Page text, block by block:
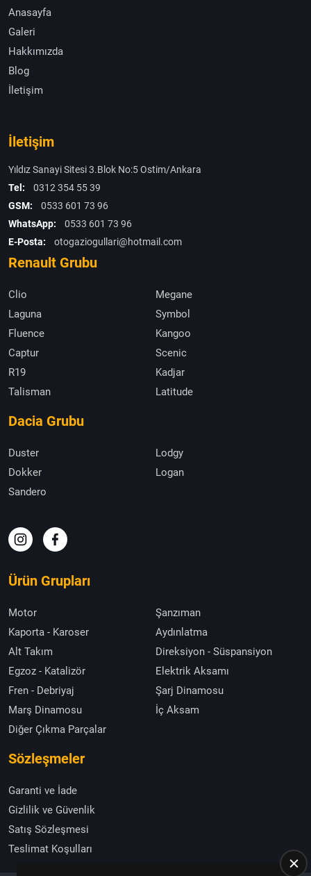
Anasayfa
Galeri
Hakkımızda
Blog
İletişim
İletişim
Yıldız Sanayi Sitesi 3.Blok No:5 Ostim/Ankara
Tel:
0312 354 55 39
GSM:
0533 601 73 96
WhatsApp:
0533 601 73 96
E-Posta:
otogaziogullari@hotmail.com
Renault Grubu
Clio
Megane
Laguna
Symbol
Fluence
Kangoo
Captur
Scenic
R19
Kadjar
Talisman
Latitude
Dacia Grubu
Duster
Lodgy
Dokker
Logan
Sandero
Ürün Grupları
Motor
Şanzıman
Kaporta - Karoser
Aydınlatma
Alt Takım
Direksiyon - Süspansiyon
Egzoz - Katalizör
Elektrik Aksamı
Fren - Debriyaj
Şarj Dinamosu
Marş Dinamosu
İç Aksam
Diğer Çıkma Parçalar
Sözleşmeler
Garanti ve İade
Gizlilik ve Güvenlik
Satış Sözleşmesi
Teslimat Koşulları